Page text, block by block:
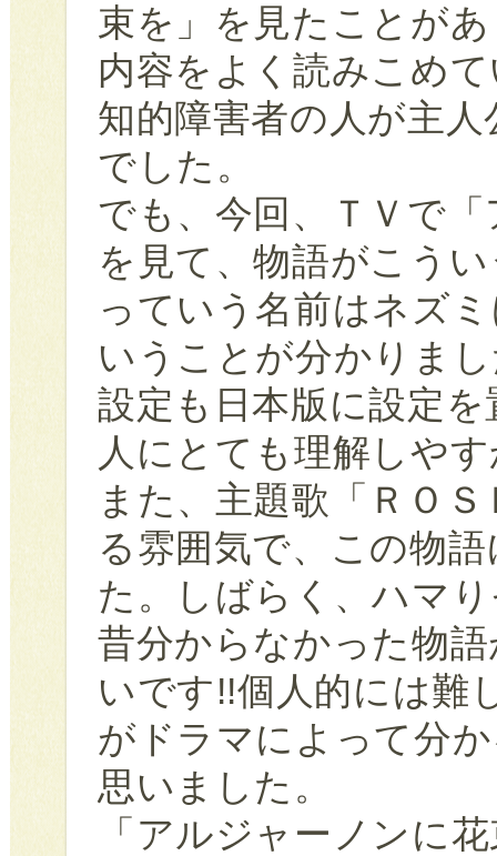
束を」を見たことが
内容をよく読みこめ
知的障害者の人が主
でした。
でも、今回、ＴＶで
を見て、物語がこう
っていう名前はネズ
いうことが分かりま
設定も日本版に設定
人にとても理解しや
また、主題歌「ＲＯ
る雰囲気で、この物
た。しばらく、ハマ
昔分からなかった物
いです!!個人的には難
がドラマによって分
思いました。
「アルジャーノンに